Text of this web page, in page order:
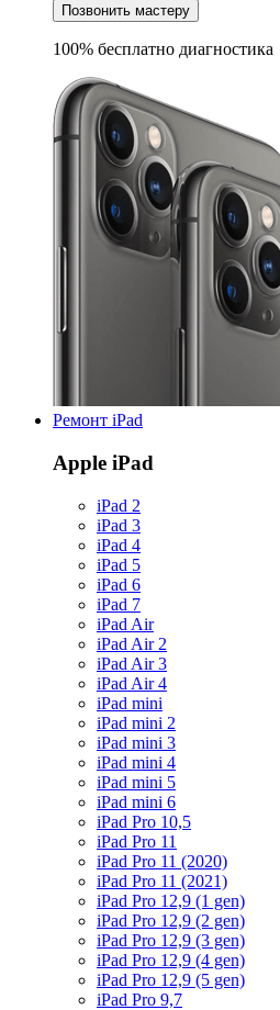
Позвонить мастеру
100% бесплатно диагностика
Ремонт iPad
Apple iPad
iPad 2
iPad 3
iPad 4
iPad 5
iPad 6
iPad 7
iPad Air
iPad Air 2
iPad Air 3
iPad Air 4
iPad mini
iPad mini 2
iPad mini 3
iPad mini 4
iPad mini 5
iPad mini 6
iPad Pro 10,5
iPad Pro 11
iPad Pro 11 (2020)
iPad Pro 11 (2021)
iPad Pro 12,9 (1 gen)
iPad Pro 12,9 (2 gen)
iPad Pro 12,9 (3 gen)
iPad Pro 12,9 (4 gen)
iPad Pro 12,9 (5 gen)
iPad Pro 9,7